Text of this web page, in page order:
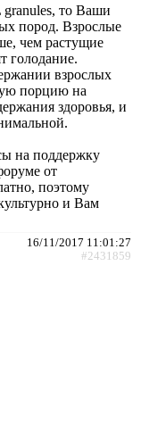
granules, то Ваши
пород. Взрослые
чем растущие
голодание.
взрослых
порцию на
здоровья, и
на поддержку
от
поэтому
и Вам
16/11/2017 11:01:27
#2431859